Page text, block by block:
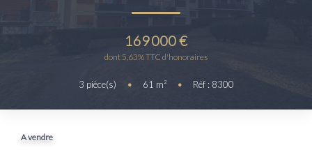
ESTIMER
NOS SERVICES
Gestion
169 000 €
dont 5,63% TTC d'honoraires
3 pièce(s) • 61 m² • Réf : 8300
A vendre